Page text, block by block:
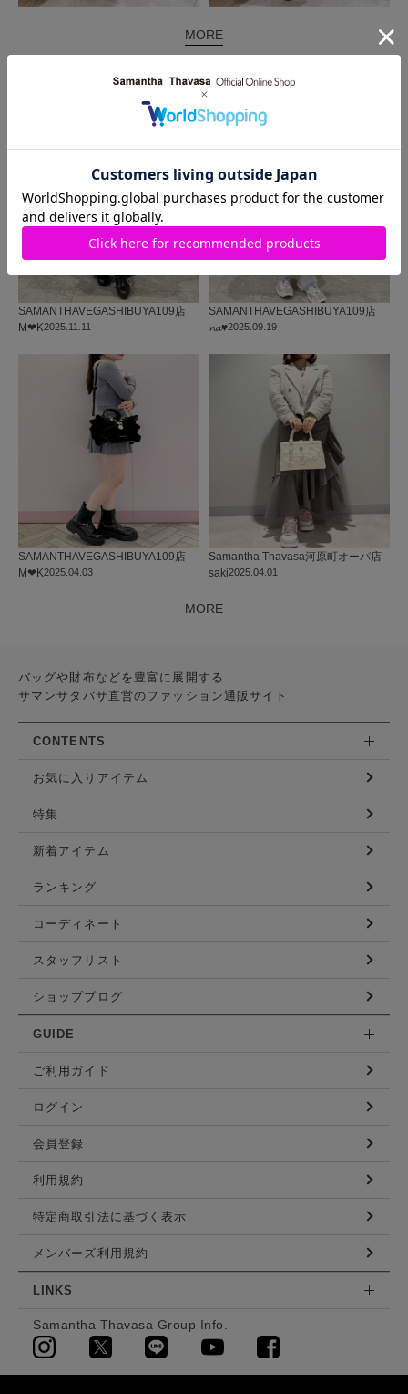
MORE
同じ商品を使った コーディネート
2025.11.11
SAMANTHAVEGASHIBUYA109店
M‪‪❤︎‬K
2025.09.19
SAMANTHAVEGASHIBUYA109店
𝓷𝓪♥
2025.04.03
SAMANTHAVEGASHIBUYA109店
M‪‪❤︎‬K
2025.04.01
Samantha Thavasa河原町オーパ店
saki
MORE
バッグや財布などを豊富に展開する
サマンサタバサ直営のファッション通販サイト
CONTENTS
お気に入りアイテム
特集
新着アイテム
ランキング
コーディネート
スタッフリスト
ショップブログ
GUIDE
ご利用ガイド
ログイン
会員登録
利用規約
特定商取引法に基づく表示
メンバーズ利用規約
LINKS
Samantha Thavasa Group Info.